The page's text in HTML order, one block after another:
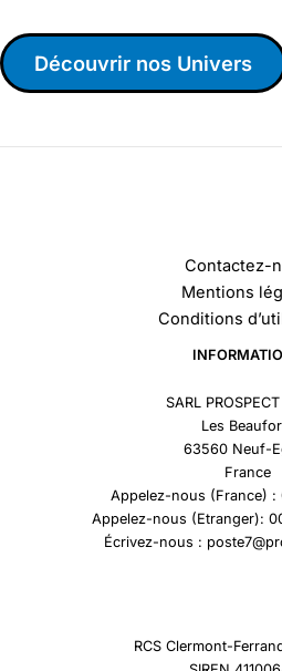
Découvrir nos Univers
Contactez-
Mentions
Conditions
SARL
Les
63560 Neuf-
France
Appelez-nous (France) :
Appelez-nous (Etranger):
Écrivez-nous :
RCS Clermont-